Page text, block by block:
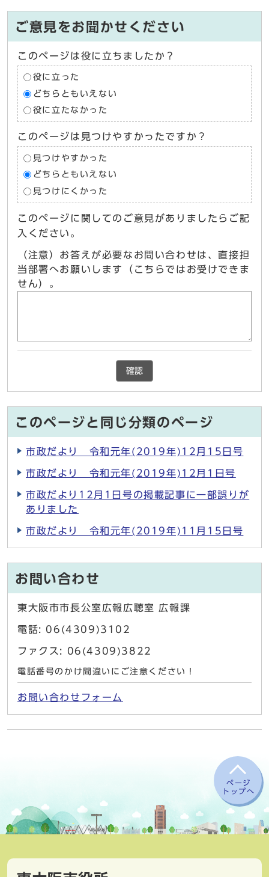
ご意見をお聞かせください
このページは役に立ちましたか？
役に立った
どちらともいえない
役に立たなかった
このページは見つけやすかったですか？
見つけやすかった
どちらともいえない
見つけにくかった
このページに関してのご意見がありましたらご記
入ください。
（注意）お答えが必要なお問い合わせは、直接担
当部署へお願いします（こちらではお受けできま
せん）。
確認
このページと同じ分類のページ
市政だより 令和元年(2019年)12月15日号
市政だより 令和元年(2019年)12月1日号
市政だより12月1日号の掲載記事に一部誤りが
ありました
市政だより 令和元年(2019年)11月15日号
お問い合わせ
東大阪市市長公室広報広聴室 広報課
電話: 06(4309)3102
ファクス: 06(4309)3822
電話番号のかけ間違いにご注意ください！
お問い合わせフォーム
ページ
トップへ